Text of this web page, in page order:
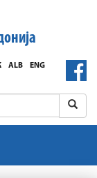
ENG
ALB